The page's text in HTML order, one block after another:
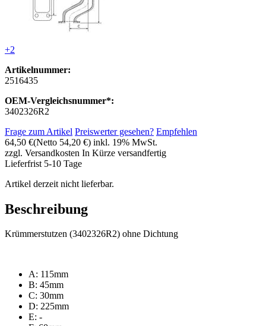
+2
Artikelnummer:
2516435
OEM-Vergleichsnummer*:
3402326R2
Frage zum Artikel Preiswerter gesehen? Empfehlen
64,50 €(Netto 54,20 €) inkl. 19% MwSt.
zzgl. Versandkosten In Kürze versandfertig
Lieferfrist 5-10 Tage
Artikel derzeit nicht lieferbar.
Beschreibung
Krümmerstutzen (3402326R2) ohne Dichtung
A: 115mm
B: 45mm
C: 30mm
D: 225mm
E: -